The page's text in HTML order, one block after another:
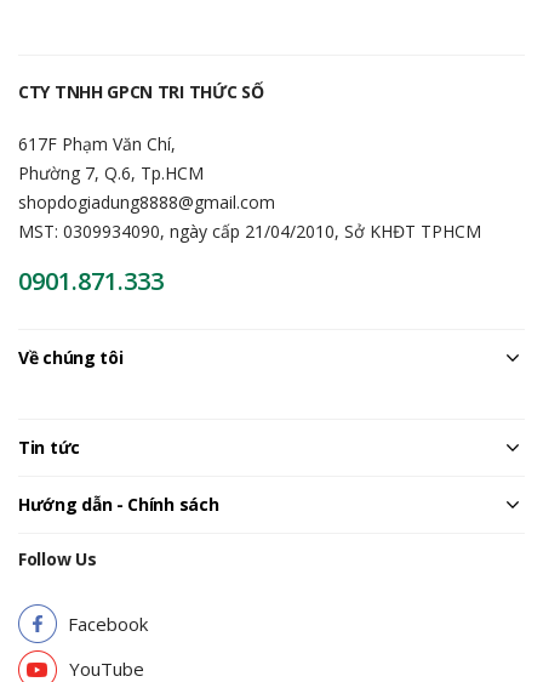
CTY TNHH GPCN TRI THỨC SỐ
617F Phạm Văn Chí,
Phường 7, Q.6, Tp.HCM
shopdogiadung8888@gmail.com
MST: 0309934090, ngày cấp 21/04/2010, Sở KHĐT TPHCM
0901.871.333
Về chúng tôi
Tin tức
Hướng dẫn - Chính sách
Follow Us
Facebook
YouTube